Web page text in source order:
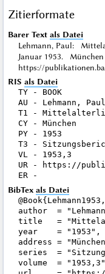
Zitierformate
Barer Text als Datei
Lehmann, Paul:
Januar 1953.
https://
RIS als Datei
TY - BOOK
AU - Lehmann, Paul
T1 -
CY - München
PY - 1953
T3 -
VL - 1953,3
UR - https://
BibTex als Datei
@Book{Lehmann1953,
author  =
title   =
year    = "1953",
address =
series  =
volume  =